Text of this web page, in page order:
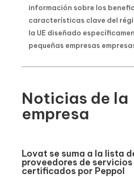
información sobre los
características clave del
la UE diseñado
pequeñas empresas
Noticias de la
empresa
Lovat se suma a la lista
proveedores de servicios
certificados por Peppol